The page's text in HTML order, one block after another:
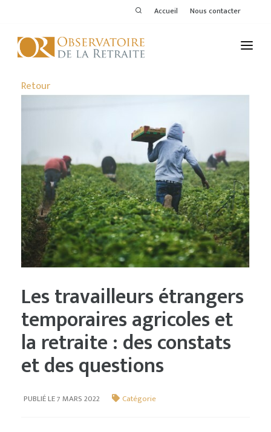
Accueil Nous contacter
THÉMATIQUES
MEMBRES
SERVICES DE L'OR
VOIR LE DERNIER BULLETIN
Retour
Les travailleurs étrangers
temporaires agricoles et
la retraite : des constats
et des questions
PUBLIÉ LE 7 MARS 2022 Catégorie